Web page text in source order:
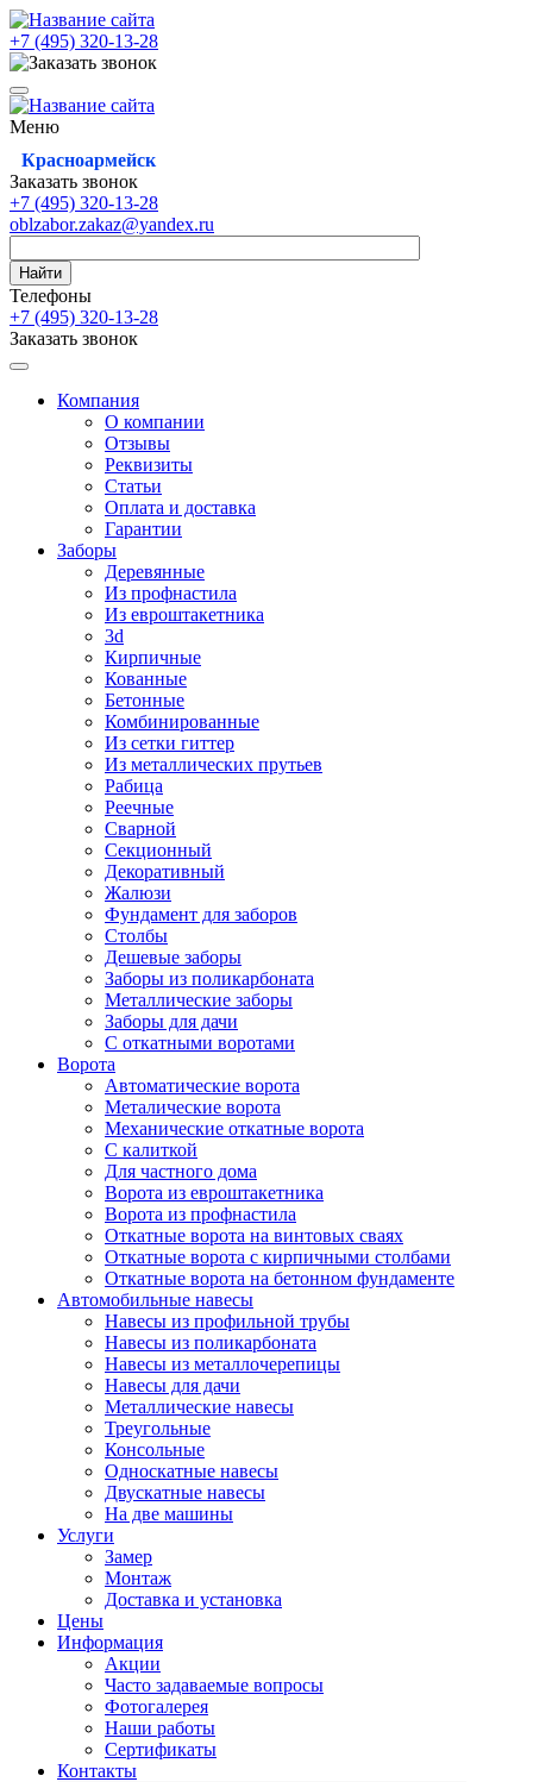
+7 (495) 320-13-28
Меню
Красноармейск
Заказать звонок
+7 (495) 320-13-28
oblzabor.zakaz@yandex.ru
Найти
Телефоны
+7 (495) 320-13-28
Заказать звонок
Компания
О компании
Отзывы
Реквизиты
Статьи
Оплата и доставка
Гарантии
Заборы
Деревянные
Из профнастила
Из евроштакетника
3d
Кирпичные
Кованные
Бетонные
Комбинированные
Из сетки гиттер
Из металлических прутьев
Рабица
Реечные
Сварной
Секционный
Декоративный
Жалюзи
Фундамент для заборов
Столбы
Дешевые заборы
Заборы из поликарбоната
Металлические заборы
Заборы для дачи
С откатными воротами
Ворота
Автоматические ворота
Металические ворота
Механические откатные ворота
С калиткой
Для частного дома
Ворота из евроштакетника
Ворота из профнастила
Откатные ворота на винтовых сваях
Откатные ворота с кирпичными столбами
Откатные ворота на бетонном фундаменте
Автомобильные навесы
Навесы из профильной трубы
Навесы из поликарбоната
Навесы из металлочерепицы
Навесы для дачи
Металлические навесы
Треугольные
Консольные
Односкатные навесы
Двускатные навесы
На две машины
Услуги
Замер
Монтаж
Доставка и установка
Цены
Информация
Акции
Часто задаваемые вопросы
Фотогалерея
Наши работы
Сертификаты
Контакты